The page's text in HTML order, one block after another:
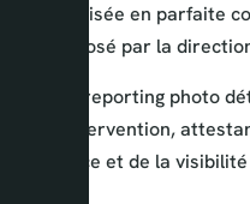
réalisée en parfaite
imposé par la
Un reporting photo
l’intervention,
place et de la